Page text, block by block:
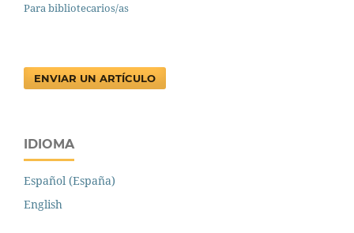
Para bibliotecarios/as
ENVIAR UN ARTÍCULO
IDIOMA
Español (España)
English